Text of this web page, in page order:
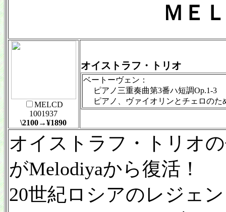
ＭＥ
MELCD
1001937
\2100→¥1890
オイストラフ・トリオ
ベートーヴェン：
ピアノ三重奏曲第3番ハ短調Op.1-3
ピアノ、ヴァイオリンとチェロのた
オイストラフ・トリオ
がMelodiyaから復活！
20世紀ロシアのレジェ